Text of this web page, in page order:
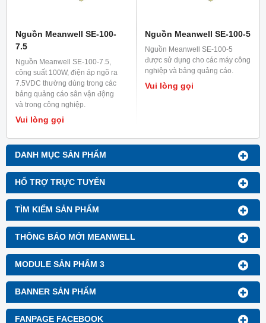
DANH MỤC SẢN PHẨM
HỔ TRỢ TRỰC TUYẾN
TÌM KIẾM SẢN PHẨM
THÔNG BÁO MỚI MEANWELL
MODULE SẢN PHẨM 3
BANNER SẢN PHẨM
FANPAGE FACEBOOK
Nguồn Meanwell SE-100-
7.5
Nguồn Meanwell SE-100-7.5,
công suất 100W, điện áp ngõ ra
7.5VDC thường dùng trong các
bảng quảng cáo sân vận động
và trong công nghiệp.
Vui lòng gọi
Nguồn Meanwell SE-100-5
Nguồn Meanwell SE-100-5
được sử dụng cho các máy công
nghiệp và bảng quảng cáo.
Vui lòng gọi